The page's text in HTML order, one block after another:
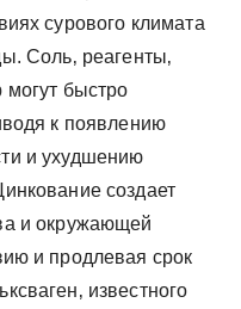
сурового климата
Соль‚ реагенты‚
быстро
к появлению
и ухудшению
создает
и окружающей
и продлевая срок
известного